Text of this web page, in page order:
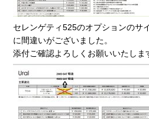
セレンゲティ525のオプションのサ
に間違いがございました。
添付ご確認よろしくお願いいたしま